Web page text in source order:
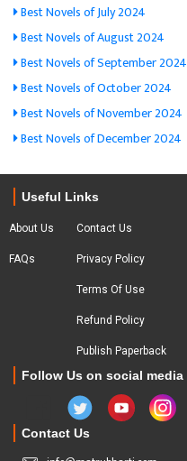
Best Novels of July 2024
Best Novels of August 2024
Best Novels of September 2024
Best Novels of October 2024
Best Novels of November 2024
Best Novels of December 2024
Useful Links
About Us
FAQs
Contact Us
Privacy Policy
Terms Of Use
Refund Policy
Publish Paperback
Follow Us on social media
Contact Us